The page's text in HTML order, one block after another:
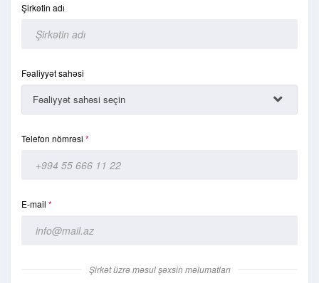
Şirkətin adı
Fəaliyyət sahəsi
Telefon nömrəsi *
E-mail *
Şirkət üzrə məsul şəxsin məlumatları